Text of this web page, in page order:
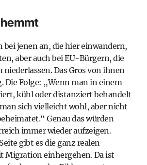
bei jenen an, die hier einwandern,
aber auch bei EU-Bürgern, die
niederlassen. Das Gros von ihnen
Die Folge: „Wenn man in einem
kühl oder distanziert behandelt
sich vielleicht wohl, aber nicht
Genau das würden
immer wieder aufzeigen.
gibt es die ganz realen
Migration einhergehen. Da ist